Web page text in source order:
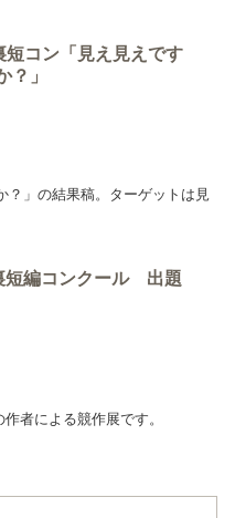
短コン「見え見えです
？」
？」の結果稿。ターゲットは見
短編コンクール 出題
者による競作展です。